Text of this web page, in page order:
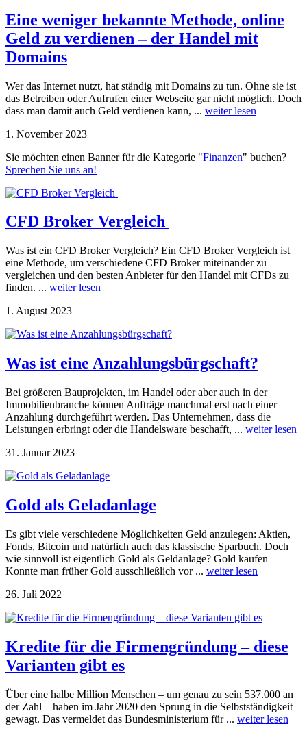
Eine weniger bekannte Methode, online
Geld zu verdienen – der Handel mit
Domains
Wer das Internet nutzt, hat ständig mit Domains zu tun. Ohne sie ist
das Betreiben oder Aufrufen einer Webseite gar nicht möglich. Doch
dass man damit auch Geld verdienen kann, ... weiter lesen
1. November 2023
Sie möchten einen Banner für die Kategorie "Finanzen" buchen?
Sprechen Sie uns an!
CFD Broker Vergleich
Was ist ein CFD Broker Vergleich? Ein CFD Broker Vergleich ist
eine Methode, um verschiedene CFD Broker miteinander zu
vergleichen und den besten Anbieter für den Handel mit CFDs zu
finden. ... weiter lesen
1. August 2023
Was ist eine Anzahlungsbürgschaft?
Bei größeren Bauprojekten, im Handel oder aber auch in der
Immobilienbranche können Aufträge manchmal erst nach einer
Anzahlung durchgeführt werden. Das Unternehmen, dass die
Leistungen erbringt oder die Handelsware beschafft, ... weiter lesen
31. Januar 2023
Gold als Geladanlage
Es gibt viele verschiedene Möglichkeiten Geld anzulegen: Aktien,
Fonds, Bitcoin und natürlich auch das klassische Sparbuch. Doch
wie sinnvoll ist eigentlich Gold als Geldanlage? Gold kaufen
Konnte man früher Gold ausschließlich vor ... weiter lesen
26. Juli 2022
Kredite für die Firmengründung – diese
Varianten gibt es
Über eine halbe Million Menschen – um genau zu sein 537.000 an
der Zahl – haben im Jahr 2020 den Sprung in die Selbstständigkeit
gewagt. Das vermeldet das Bundesministerium für ... weiter lesen